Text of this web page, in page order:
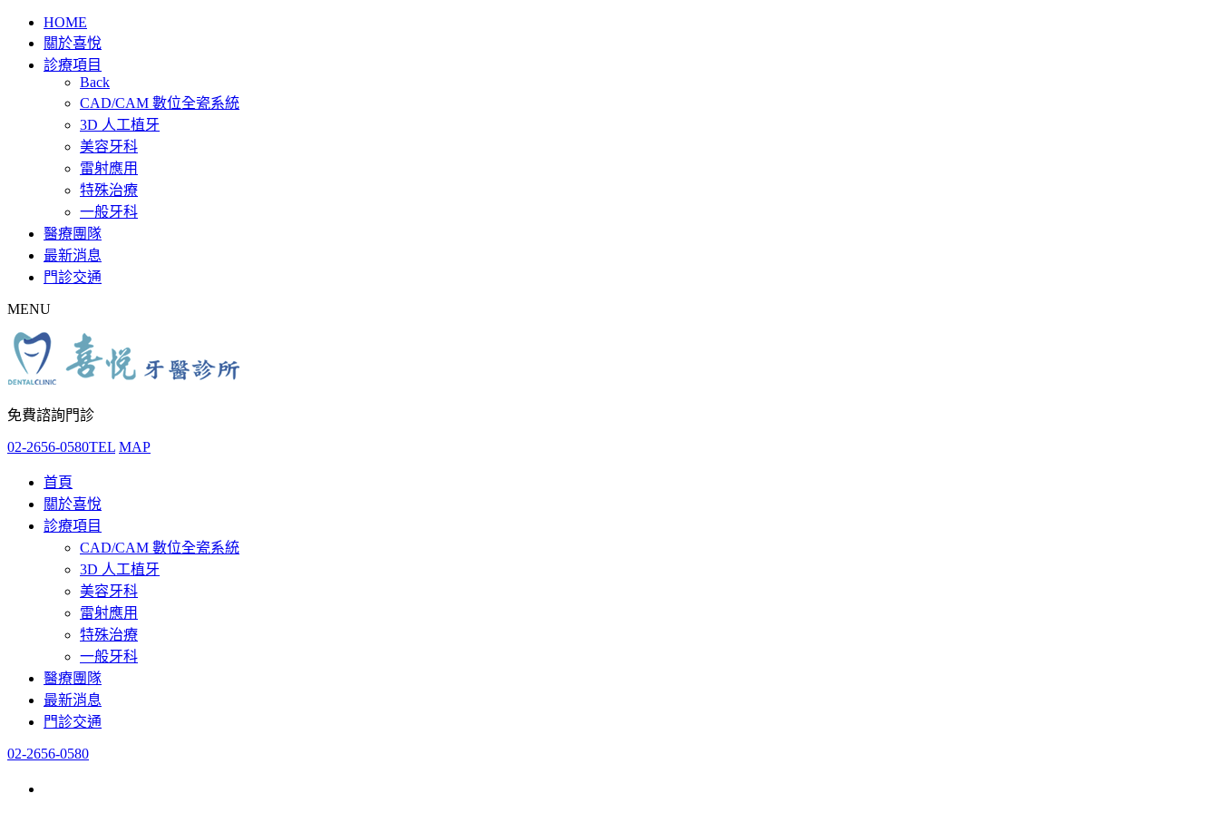
HOME
關於喜悅
診療項目
Back
CAD/CAM 數位全瓷系統
3D 人工植牙
美容牙科
雷射應用
特殊治療
一般牙科
醫療團隊
最新消息
門診交通
MENU
免費諮詢門診
02-2656-0580TEL MAP
首頁
關於喜悅
診療項目
CAD/CAM 數位全瓷系統
3D 人工植牙
美容牙科
雷射應用
特殊治療
一般牙科
醫療團隊
最新消息
門診交通
02-2656-0580